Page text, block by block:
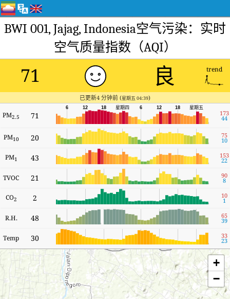
BWI 001, Jajag, Indonesia空气污染：实时
空气质量指数（AQI）
71 良 trend
已更新4 分钟前 (星期五 04:39)
PM2.5 71
星期五
18
12
6
星期四
18
12
6
173
44
PM10 20 75
10
PM1 43 153
22
TVOC 21 90
8
CO2 2 10
1
R.H. 48 65
39
Temp 30 33
23
+
−